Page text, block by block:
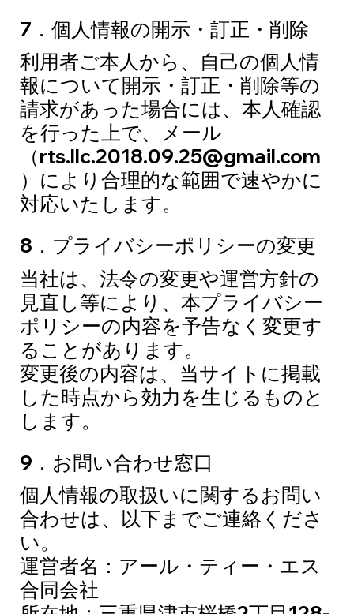
7．個人情報の開示・訂正・削除
利用者ご本人から、自己の個人情
報について開示・訂正・削除等の
請求があった場合には、本人確認
を行った上で、メール
（rts.llc.2018.09.25@gmail.com
）により合理的な範囲で速やかに
対応いたします。
8．プライバシーポリシーの変更
当社は、法令の変更や運営方針の
見直し等により、本プライバシー
ポリシーの内容を予告なく変更す
ることがあります。
変更後の内容は、当サイトに掲載
した時点から効力を生じるものと
します。
9．お問い合わせ窓口
個人情報の取扱いに関するお問い
合わせは、以下までご連絡くださ
い。
運営者名：アール・ティー・エス
合同会社